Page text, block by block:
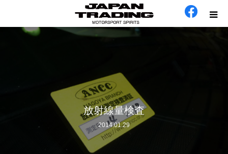
放射線量検査
2014.01.29
会社概要